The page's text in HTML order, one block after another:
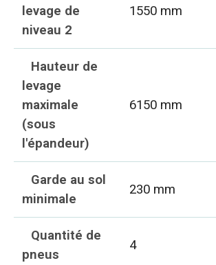
levage de
niveau 2
1550 mm
Hauteur de
levage
maximale
(sous
l'épandeur)
6150 mm
Garde au sol
minimale
230 mm
Quantité de
pneus
4